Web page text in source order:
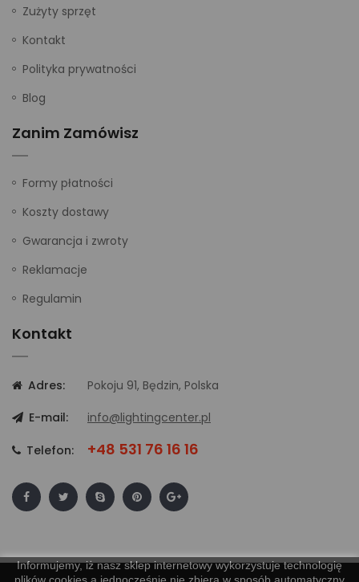
Informujemy, iż nasz sklep internetowy wykorzystuje technologię
Zużyty sprzęt
Kontakt
Polityka prywatności
Blog
Zanim Zamówisz
Formy płatności
Koszty dostawy
Gwarancja i zwroty
Reklamacje
Regulamin
Kontakt
Adres:
Pokoju 91, Będzin, Polska
E-mail:
info@lightingcenter.pl
Telefon: +48 531 76 16 16